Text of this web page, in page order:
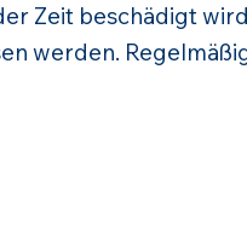
Zeit beschädigt
werden.